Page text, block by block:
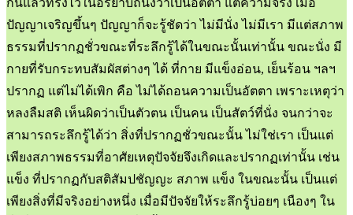
ปัญญาเจริญขึ้นๆ ปัญญาก็จะรู้ชัดว่า ไม่มีนั่ง ไม่มีเรา มีแต่สภาพ
ธรรมที่ปรากฏชั่วขณะที่ระลึกรู้ได้ในขณะนั้นเท่านั้น ขณะนั่ง มี
กายที่รับกระทบสัมผัสต่างๆ ได้ ที่กาย มีแข็งอ่อน, เย็นร้อน ฯลฯ
ปรากฏ แต่ไม่ได้เพิก คือ ไม่ได้ถอนความเป็นอัตตา เพราะเหตุว่า
หลงลืมสติ เห็นผิดว่าเป็นตัวตน เป็นคน เป็นสัตว์ที่นั่ง จนกว่าจะ
สามารถระลึกรู้ได้ว่า สิ่งที่ปรากฏชั่วขณะนั้น ไม่ใช่เรา เป็นแต่
เพียงสภาพธรรมที่อาศัยเหตุปัจจัยจึงเกิดและปรากฏเท่านั้น เช่น
แข็ง ที่ปรากฏกับสติสัมปชัญญะ สภาพ แข็ง ในขณะนั้น เป็นแต่
เพียงสิ่งที่มีจริงอย่างหนึ่ง เมื่อมีปัจจัยให้ระลึกรู้บ่อยๆ เนืองๆ ใน